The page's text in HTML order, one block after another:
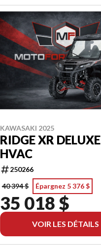
KAWASAKI 2025
RIDGE XR DELUXE
HVAC
250266
40 394 $
Épargnez 5 376 $
35 018 $
VOIR LES DÉTAILS